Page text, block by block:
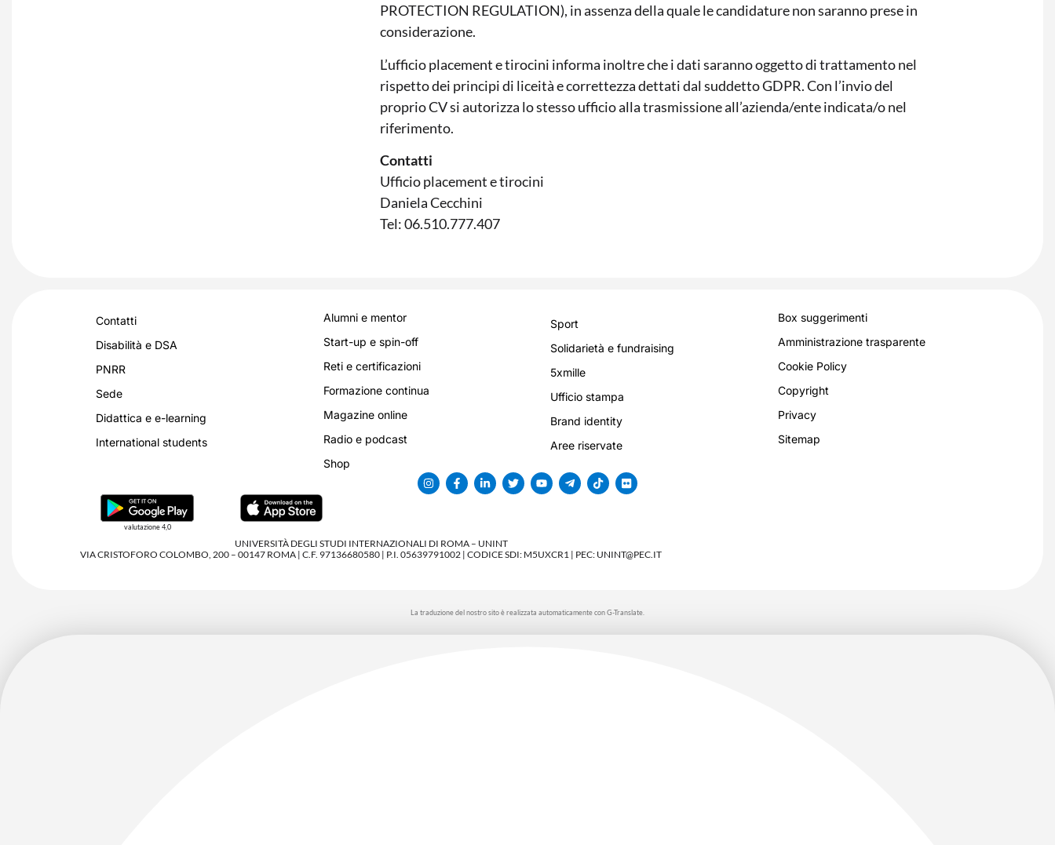
PROTECTION REGULATION), in assenza della quale le candidature non saranno prese in
considerazione.
L’ufficio placement e tirocini informa inoltre che i dati saranno oggetto di trattamento nel
rispetto dei principi di liceità e correttezza dettati dal suddetto GDPR. Con l’invio del
proprio CV si autorizza lo stesso ufficio alla trasmissione all’azienda/ente indicata/o nel
riferimento.
Contatti
Ufficio placement e tirocini
Daniela Cecchini
Tel: 06.510.777.407
Contatti
Disabilità e DSA
PNRR
Sede
Didattica e e-learning
International students
Alumni e mentor
Start-up e spin-off
Reti e certificazioni
Formazione continua
Magazine online
Radio e podcast
Shop
Sport
Solidarietà e fundraising
5xmille
Ufficio stampa
Brand identity
Aree riservate
Box suggerimenti
Amministrazione trasparente
Cookie Policy
Copyright
Privacy
Sitemap
valutazione 4,0
UNIVERSITÀ DEGLI STUDI INTERNAZIONALI DI ROMA – UNINT
VIA CRISTOFORO COLOMBO, 200 – 00147 ROMA | C.F. 97136680580 | P.I. 05639791002 | CODICE SDI: M5UXCR1 | PEC: UNINT@PEC.IT
La traduzione del nostro sito è realizzata automaticamente con G-Translate.